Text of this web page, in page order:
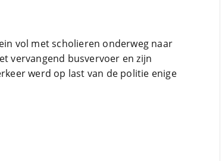
vol met scholieren onderweg naar
vervangend busvervoer en zijn
werd op last van de politie enige